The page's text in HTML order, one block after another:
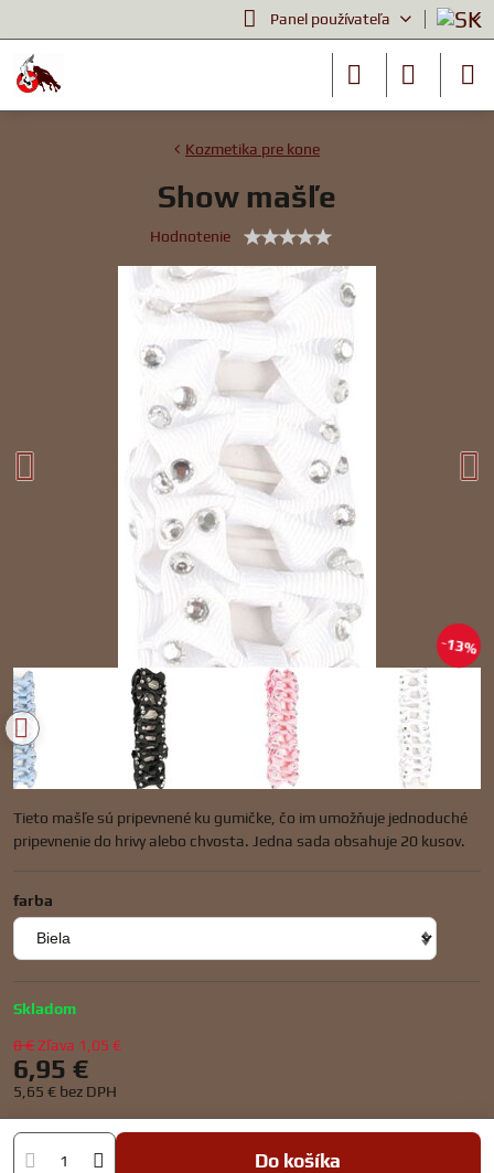
Panel používateľa
13%
Kozmetika pre kone
Show mašľe
Hodnotenie
Tieto mašľe sú pripevnené ku gumičke, čo im umožňuje jednoduché
pripevnenie do hrivy alebo chvosta. Jedna sada obsahuje 20 kusov.
farba
Skladom
8 €Zľava 1,05 €
6,95 €
5,65 € bez DPH
Do košíka